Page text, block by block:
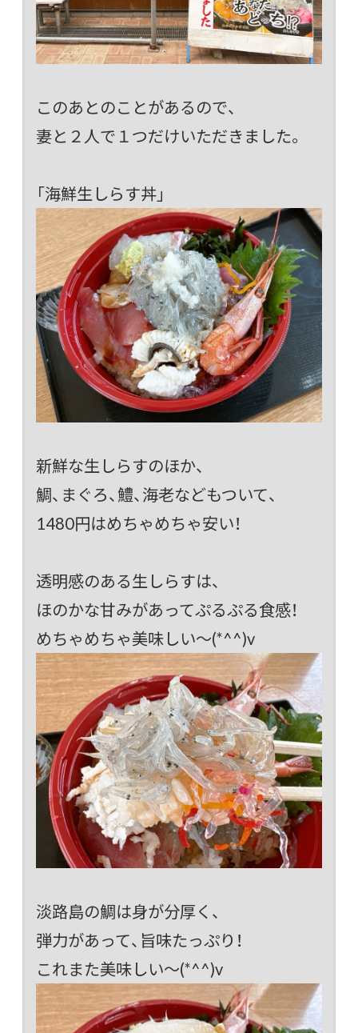
このあとのことがあるので、
妻と２人で１つだけいただきました。
「海鮮生しらす丼」
新鮮な生しらすのほか、
鯛、まぐろ、鱧、海老などもついて、
1480円はめちゃめちゃ安い！
透明感のある生しらすは、
ほのかな甘みがあってぷるぷる食感！
めちゃめちゃ美味しい～(*^^)v
淡路島の鯛は身が分厚く、
弾力があって、旨味たっぷり！
これまた美味しい～(*^^)v